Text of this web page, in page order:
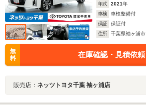
年式 2021年
車検
車検整備付
保証
保証付
住所
千葉県袖ヶ浦市
無
料
在庫確認・見積依頼
販売店： ネッツトヨタ千葉 袖ヶ浦店